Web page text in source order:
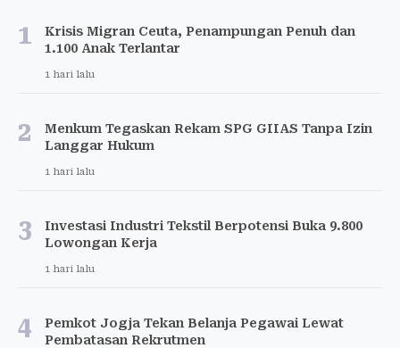
1
Krisis Migran Ceuta, Penampungan Penuh dan
1.100 Anak Terlantar
1 hari lalu
2
Menkum Tegaskan Rekam SPG GIIAS Tanpa Izin
Langgar Hukum
1 hari lalu
3
Investasi Industri Tekstil Berpotensi Buka 9.800
Lowongan Kerja
1 hari lalu
4
Pemkot Jogja Tekan Belanja Pegawai Lewat
Pembatasan Rekrutmen